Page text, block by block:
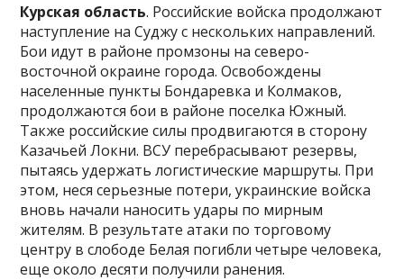
Курская область. Российские войска продолжают
наступление на Суджу с нескольких направлений.
Бои идут в районе промзоны на северо-
восточной окраине города. Освобождены
населенные пункты Бондаревка и Колмаков,
продолжаются бои в районе поселка Южный.
Также российские силы продвигаются в сторону
Казачьей Локни. ВСУ перебрасывают резервы,
пытаясь удержать логистические маршруты. При
этом, неся серьезные потери, украинские войска
вновь начали наносить удары по мирным
жителям. В результате атаки по торговому
центру в слободе Белая погибли четыре человека,
еще около десяти получили ранения.